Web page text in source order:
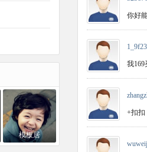
模板居
你好
我
+扣扣